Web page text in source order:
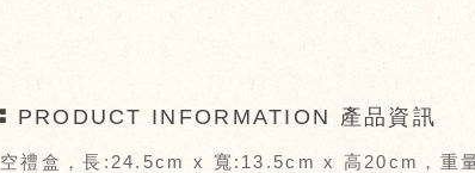
PRODUCT INFORMATION 產品資訊
空禮盒，長:24.5cm x 寬:13.5cm x 高20cm，重